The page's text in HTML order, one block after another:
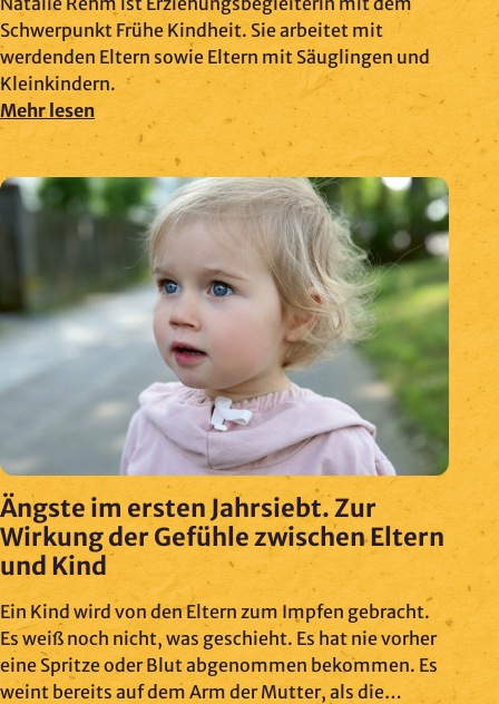
Schwerpunkt Frühe Kindheit. Sie arbeitet mit
werdenden Eltern sowie Eltern mit Säuglingen und
Kleinkindern.
Mehr lesen
Ängste im ersten Jahrsiebt. Zur
Wirkung der Gefühle zwischen Eltern
und Kind
Ein Kind wird von den Eltern zum Impfen gebracht.
Es weiß noch nicht, was geschieht. Es hat nie vorher
eine Spritze oder Blut abgenommen bekommen. Es
weint bereits auf dem Arm der Mutter, als die…